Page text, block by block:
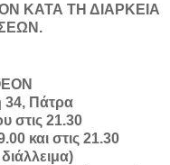
ΚΑΤΑ ΤΗ ΔΙΑΡΚΕΙΑ
Πάτρα
στις 21.30
και στις 21.30